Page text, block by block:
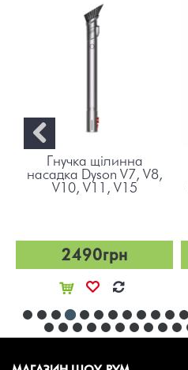
Гнучка щілинна
насадка Dyson V7, V8,
V10, V11, V15
2490грн